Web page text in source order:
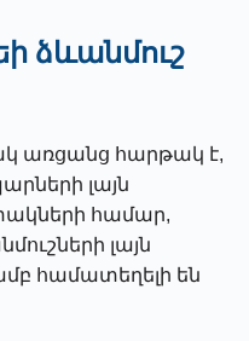
ձևանմուշ
առցանց հարթակ է,
լայն
համար,
լայն
համատեղելի են